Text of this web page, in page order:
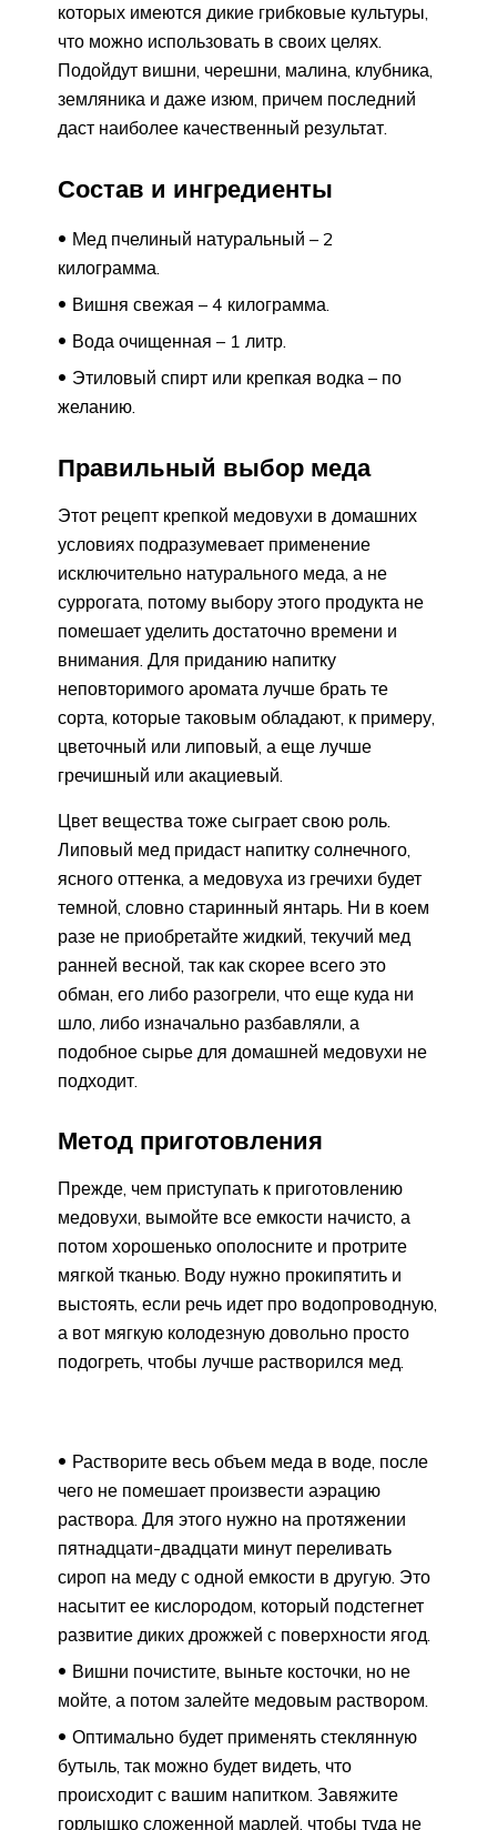
которых имеются дикие грибковые культуры,
что можно использовать в своих целях.
Подойдут вишни, черешни, малина, клубника,
земляника и даже изюм, причем последний
даст наиболее качественный результат.
Состав и ингредиенты
Мед пчелиный натуральный – 2
килограмма.
Вишня свежая – 4 килограмма.
Вода очищенная – 1 литр.
Этиловый спирт или крепкая водка – по
желанию.
Правильный выбор меда
Этот рецепт крепкой медовухи в домашних
условиях подразумевает применение
исключительно натурального меда, а не
суррогата, потому выбору этого продукта не
помешает уделить достаточно времени и
внимания. Для приданию напитку
неповторимого аромата лучше брать те
сорта, которые таковым обладают, к примеру,
цветочный или липовый, а еще лучше
гречишный или акациевый.
Цвет вещества тоже сыграет свою роль.
Липовый мед придаст напитку солнечного,
ясного оттенка, а медовуха из гречихи будет
темной, словно старинный янтарь. Ни в коем
разе не приобретайте жидкий, текучий мед
ранней весной, так как скорее всего это
обман, его либо разогрели, что еще куда ни
шло, либо изначально разбавляли, а
подобное сырье для домашней медовухи не
подходит.
Метод приготовления
Прежде, чем приступать к приготовлению
медовухи, вымойте все емкости начисто, а
потом хорошенько ополосните и протрите
мягкой тканью. Воду нужно прокипятить и
выстоять, если речь идет про водопроводную,
а вот мягкую колодезную довольно просто
подогреть, чтобы лучше растворился мед.
Растворите весь объем меда в воде, после
чего не помешает произвести аэрацию
раствора. Для этого нужно на протяжении
пятнадцати-двадцати минут переливать
сироп на меду с одной емкости в другую. Это
насытит ее кислородом, который подстегнет
развитие диких дрожжей с поверхности ягод.
Вишни почистите, выньте косточки, но не
мойте, а потом залейте медовым раствором.
Оптимально будет применять стеклянную
бутыль, так можно будет видеть, что
происходит с вашим напитком. Завяжите
горлышко сложенной марлей, чтобы туда не